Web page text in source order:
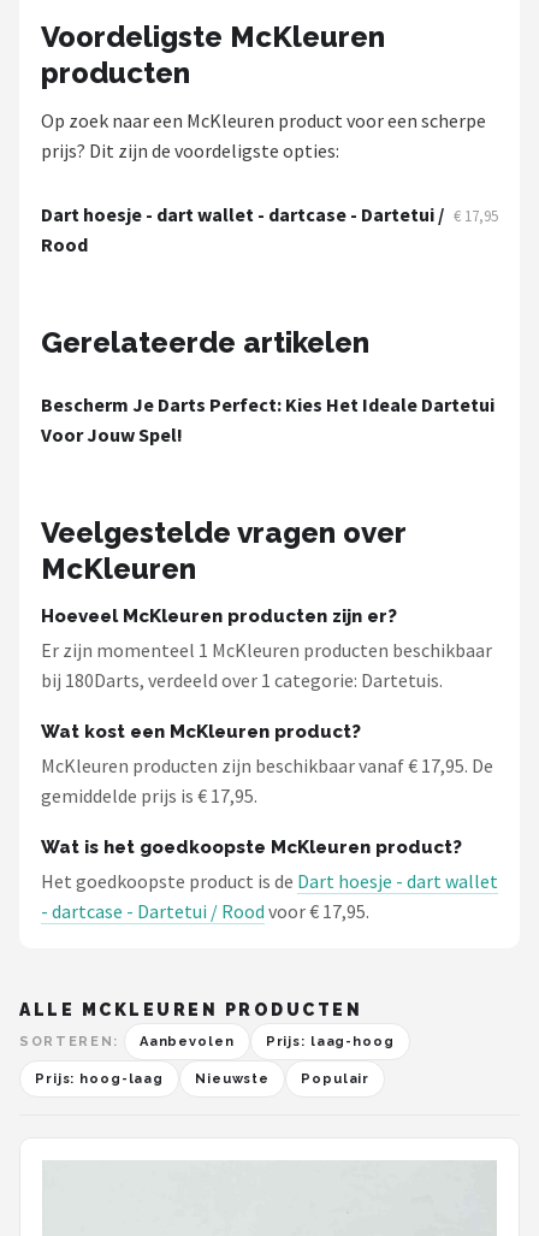
Mission
KOTO
Unicorn
Alle merken →
Voordeligste McKleuren
producten
Op zoek naar een McKleuren product voor een scherpe
prijs? Dit zijn de voordeligste opties:
Dart hoesje - dart wallet - dartcase - Dartetui /
Rood
€ 17,95
Gerelateerde artikelen
Bescherm Je Darts Perfect: Kies Het Ideale Dartetui
Voor Jouw Spel!
Veelgestelde vragen over
McKleuren
Hoeveel McKleuren producten zijn er?
Er zijn momenteel 1 McKleuren producten beschikbaar
bij 180Darts, verdeeld over 1 categorie: Dartetuis.
Wat kost een McKleuren product?
McKleuren producten zijn beschikbaar vanaf € 17,95. De
gemiddelde prijs is € 17,95.
Wat is het goedkoopste McKleuren product?
Het goedkoopste product is de Dart hoesje - dart wallet
- dartcase - Dartetui / Rood voor € 17,95.
ALLE MCKLEUREN PRODUCTEN
SORTEREN: Aanbevolen Prijs: laag-hoog
Prijs: hoog-laag Nieuwste Populair